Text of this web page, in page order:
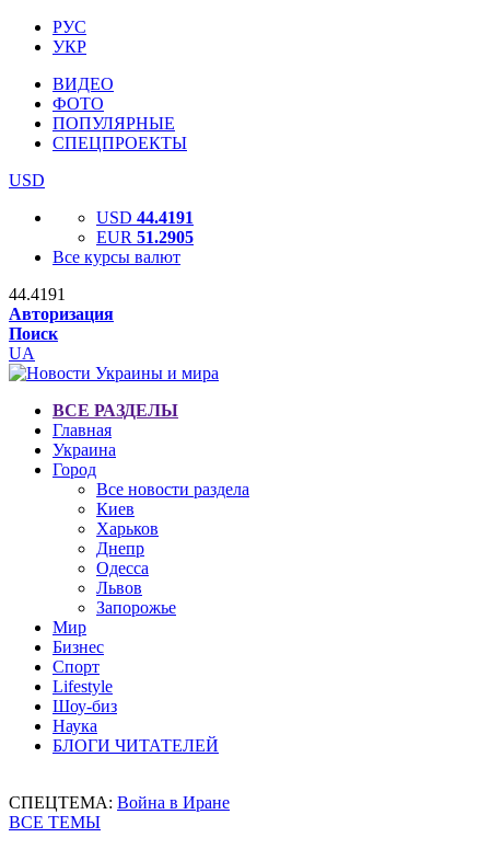
РУС
УКР
ВИДЕО
ФОТО
ПОПУЛЯРНЫЕ
СПЕЦПРОЕКТЫ
USD
USD 44.4191
EUR 51.2905
Все курсы валют
44.4191
Авторизация
Поиск
UA
ВСЕ РАЗДЕЛЫ
Главная
Украина
Город
Все новости раздела
Киев
Харьков
Днепр
Одесса
Львов
Запорожье
Мир
Бизнес
Спорт
Lifestyle
Шоу-биз
Наука
БЛОГИ ЧИТАТЕЛЕЙ
СПЕЦТЕМА: Война в Иране
ВСЕ ТЕМЫ